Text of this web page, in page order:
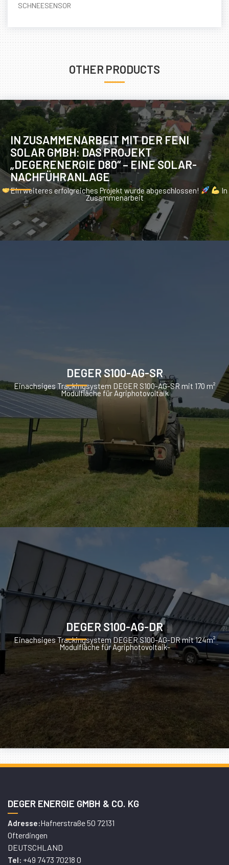
SCHNEESENSOR
OTHER PRODUCTS
IN ZUSAMMENARBEIT MIT DER FENI
SOLAR GMBH: DAS PROJEKT
„DEGERENERGIE D80“ – EINE SOLAR-
NACHFÜHRANLAGE
Ein weiteres erfolgreiches Projekt wurde abgeschlossen!
In
Zusammenarbeit
DEGER S100-AG-SR
Einachsiges Trackingsystem DEGER S100-AG-SR mit 170 m²
Modulfläche für Agriphotovoltaik
DEGER S100-AG-DR
Einachsiges Trackingsystem DEGER S100-AG-DR mit 124m²
Modulfläche für Agriphotovoltaik-
DEGER ENERGIE GMBH & CO. KG
Adresse:Hafnerstraße 50 72131
Ofterdingen
DEUTSCHLAND
Tel: +49 7473 70218 0